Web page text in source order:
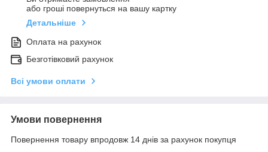
або гроші повернуться на вашу картку
Детальніше
Оплата на рахунок
Безготівковий рахунок
Всі умови оплати
Умови повернення
Повернення товару впродовж 14 днів за рахунок покупця